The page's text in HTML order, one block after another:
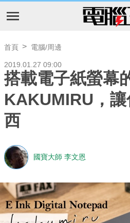
首頁 電腦/周邊
2019.01.27 09:00
搭載電子紙螢幕
KAKUMIRU，
西
國寶大師 李文恩